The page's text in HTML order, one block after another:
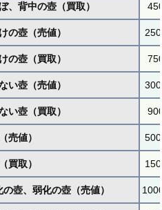
、背中の壺（買取）
の壺（売値）
の壺（買取）
い壺（売値）
い壺（買取）
売値）
買取）
壺、弱化の壺（売値）